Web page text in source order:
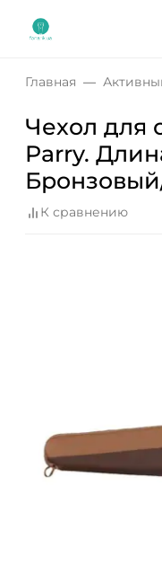
Главная
Чехол для
Parry.
К сравнению